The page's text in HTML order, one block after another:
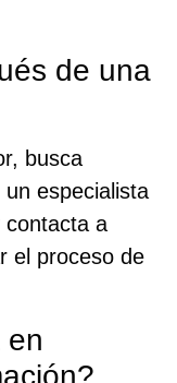
de una
busca
especialista
contacta a
el proceso de
en